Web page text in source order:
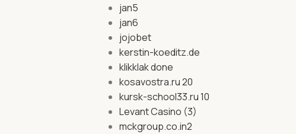
jan5
jan6
jojobet
kerstin-koeditz.de
klikklak done
kosavostra.ru 20
kursk-school33.ru 10
Levant Casino (3)
mckgroup.co.in2